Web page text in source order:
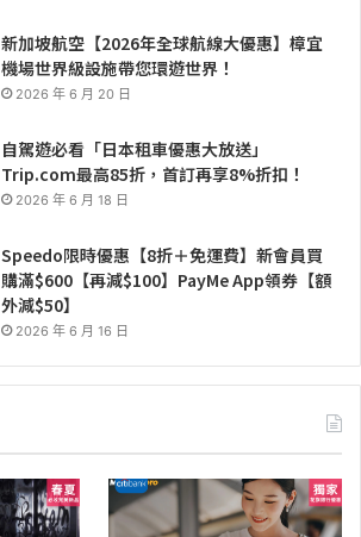
新加坡航空【2026年全球航線大優惠】樟宜
機場世界級設施帶您環遊世界！
2026 年 6 月 20 日
自駕遊必看「日本租車優惠大放送」
Trip.com最高85折，首訂再享8%折扣！
2026 年 6 月 18 日
Speedo限時優惠【8折＋免運費】新會員買
購滿$600【再減$100】PayMe App領券【額
外減$50】
2026 年 6 月 16 日